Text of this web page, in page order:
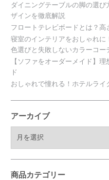
ダイニングテーブルの脚の選
ザインを徹底解説
フロートテレビボードとは？
寝室のインテリアをおしゃれ
色選びと失敗しないカラーコー
【ソファをオーダーメイド】
ド
おしゃれで憧れる！ホテルライ
アーカイブ
ブ
商品カテゴリー